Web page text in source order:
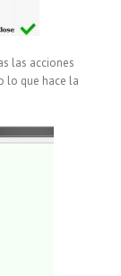
las acciones
lo que hace la